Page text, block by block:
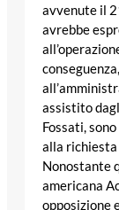
avvenute il
avrebbe
assistito
Fossati,
alla richiesta
Nonostante
americana
opposizione